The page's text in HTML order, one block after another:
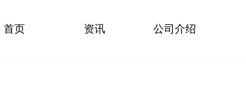
首页 资讯 公司介绍